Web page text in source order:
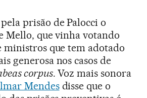
prisão de Palocci o
Mello, que vinha votando
ministros que tem adotado
generosa nos casos de
corpus. Voz mais sonora
Mendesdisse que o